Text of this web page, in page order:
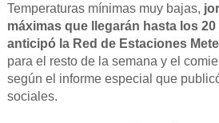
Temperaturas mínimas muy bajas,
máximas que llegarán hasta los
anticipó la Red de Estaciones
para el resto de la semana y el
según el informe especial que
sociales.